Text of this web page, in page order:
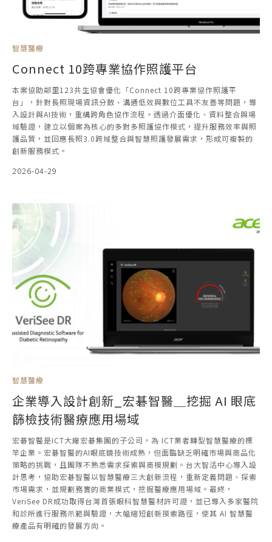
智慧醫療
Connect 10跨專業協作照護平台
本案協助鄰里123共生協會優化「Connect 10跨專業協作照護平
台」，針對長照現場資訊分散、溝通低效與數位工具不友善等問題，導
入設計與AI技術，重構跨角色協作流程。透過介面優化、資料整合與場
域驗證，建立以個案為核心的多對多照護協作模式，提升服務效率與照
護品質，並回應長照3.0跨域整合與智慧照護發展需求，形成可複製的
創新服務模式。
2026-04-29
智慧醫療
企業導入設計創新_宏碁智醫＿挖掘 AI 眼底
篩檢技術醫療應用場域
宏碁智醫是ICT大廠宏碁集團的子公司，為 ICT業者轉型智慧醫療的標
竿企業。宏碁智醫的AI眼底鏡技術成熟，但面臨缺乏明確市場與商品化
策略的挑戰，且團隊不熟悉需求探索與商模規劃。台大智活中心導入設
計思考，協助宏碁智醫以智慧醫療三大創新流程，重新定義問題、探索
市場需求，並規劃務實的商業模式，挖掘醫療應用場域。最終，
VeriSee DR成功取得台灣首張眼科智慧醫材許可證，並已導入多家醫院
和診所進行服務示範與驗證，大幅縮短創新摸索路徑，使其 AI 智慧醫
療產品有明確的發展方向。